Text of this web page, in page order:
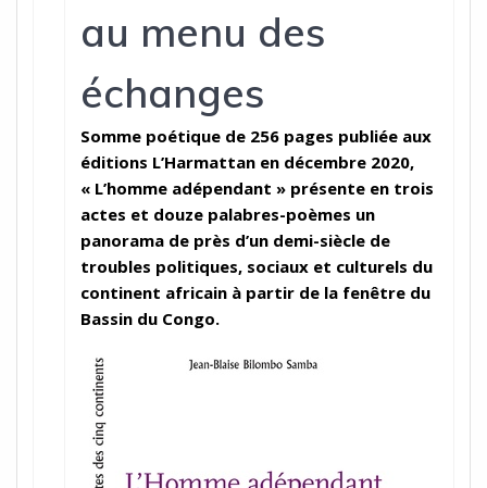
au menu des
échanges
Somme poétique de 256 pages publiée aux
éditions L’Harmattan en décembre 2020,
« L’homme adépendant » présente en trois
actes et douze palabres-poèmes un
panorama de près d’un demi-siècle de
troubles politiques, sociaux et culturels du
continent africain à partir de la fenêtre du
Bassin du Congo.